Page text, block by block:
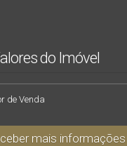
do Imóvel
de Venda
mais informações